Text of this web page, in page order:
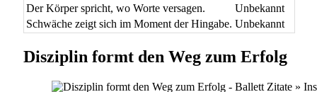
Der Körper spricht, wo Worte versagen.
Unbekannt
Schwäche zeigt sich im Moment der Hingabe. Unbekannt
Disziplin formt den Weg zum Erfolg